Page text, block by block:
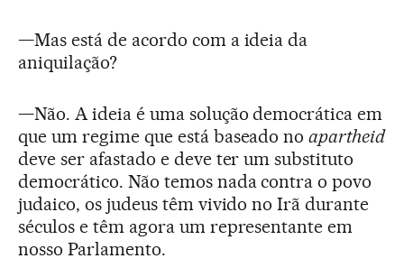
—Mas está de acordo com a ideia da
aniquilação?
—Não. A ideia é uma solução democrática em
que um regime que está baseado noapartheid
deve ser afastado e deve ter um substituto
democrático. Não temos nada contra o povo
judaico, os judeus têm vivido no Irã durante
séculos e têm agora um representante em
nosso Parlamento.